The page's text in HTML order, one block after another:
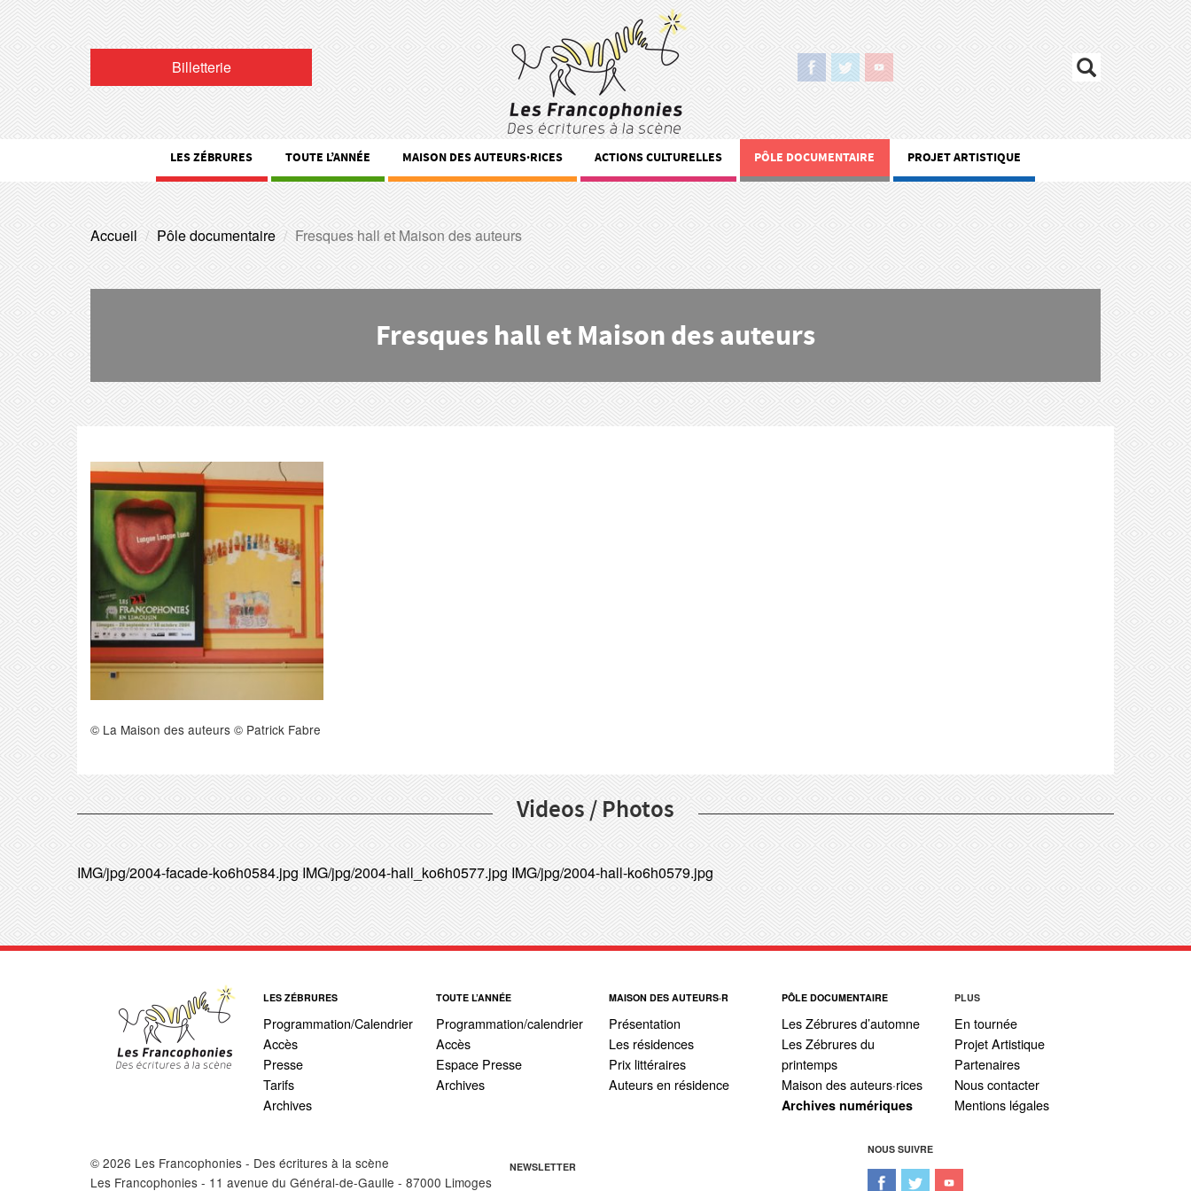
Billetterie
LES ZÉBRURES TOUTE L’ANNÉE MAISON DES AUTEURS·RICES ACTIONS CULTURELLES PÔLE DOCUMENTAIRE PROJET ARTISTIQUE
Accueil Pôle documentaire Fresques hall et Maison des auteurs
Fresques hall et Maison des auteurs
© La Maison des auteurs © Patrick Fabre
Videos / Photos
IMG/jpg/2004-facade-ko6h0584.jpg IMG/jpg/2004-hall_ko6h0577.jpg IMG/jpg/2004-hall-ko6h0579.jpg
LES ZÉBRURES
Programmation/Calendrier
Accès
Presse
Tarifs
Archives
TOUTE L’ANNÉE
Programmation/calendrier
Accès
Espace Presse
Archives
MAISON DES AUTEURS·R
Présentation
Les résidences
Prix littéraires
Auteurs en résidence
PÔLE DOCUMENTAIRE
Les Zébrures d’automne
Les Zébrures du
printemps
Maison des auteurs·rices
Archives numériques
PLUS
En tournée
Projet Artistique
Partenaires
Nous contacter
Mentions légales
© 2026 Les Francophonies - Des écritures à la scène
Les Francophonies - 11 avenue du Général-de-Gaulle - 87000 Limoges
NEWSLETTER
NOUS SUIVRE